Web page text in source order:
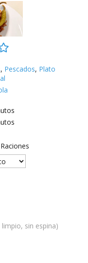
, Pescados, Plato
Raciones
sin espina)